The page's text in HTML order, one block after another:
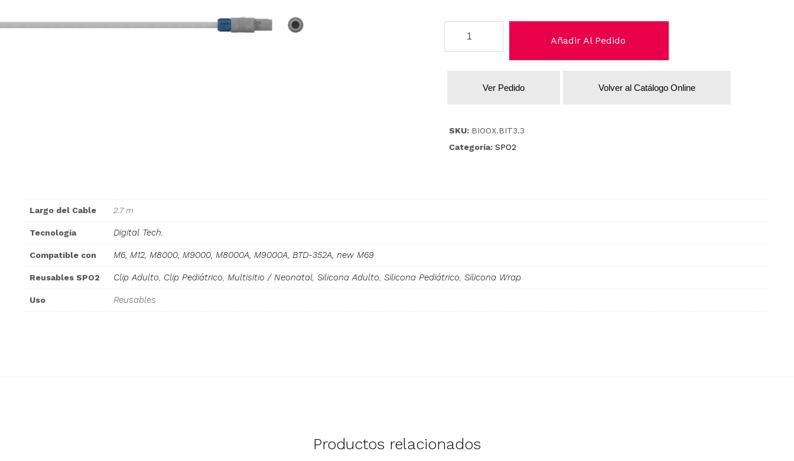
Añadir Al Pedido
Ver Pedido Volver al Catálogo Online
SKU: BIOOX.BIT3.3
Categoría: SPO2
Largo del Cable 2.7 m
Tecnología Digital Tech.
Compatible con M6, M12, M8000, M9000, M8000A, M9000A, BTD-352A, new M69
Reusables SPO2 Clip Adulto, Clip Pediátrico, Multisitio / Neonatal, Silicona Adulto, Silicona Pediátrico, Silicona Wrap
Uso Reusables
Productos relacionados